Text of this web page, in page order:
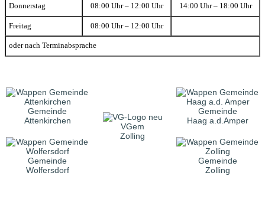
Donnerstag 08:00 Uhr – 12:00 Uhr 14:00 Uhr – 18:00 Uhr
Freitag 08:00 Uhr – 12:00 Uhr
oder nach Terminabsprache
Gemeinde
Attenkirchen
VGem
Zolling
Gemeinde
Haag a.d.Amper
Gemeinde
Wolfersdorf
Gemeinde
Zolling